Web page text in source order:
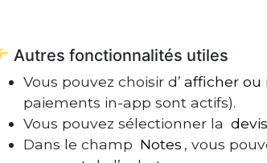
Autres fonctionnalités utiles
Vous pouvez choisir d’ afficher ou
paiements in-app sont actifs).
Vous pouvez sélectionner la
Dans le champ Notes , vous